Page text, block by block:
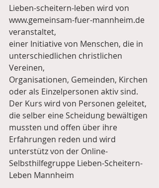
Lieben-scheitern-leben wird von
www.gemeinsam-fuer-mannheim.de
veranstaltet,
einer Initiative von Menschen, die in
unterschiedlichen christlichen
Vereinen,
Organisationen, Gemeinden, Kirchen
oder als Einzelpersonen aktiv sind.
Der Kurs wird von Personen geleitet,
die selber eine Scheidung bewältigen
mussten und offen über ihre
Erfahrungen reden und wird
unterstütz von der Online-
Selbsthilfegruppe Lieben-Scheitern-
Leben Mannheim